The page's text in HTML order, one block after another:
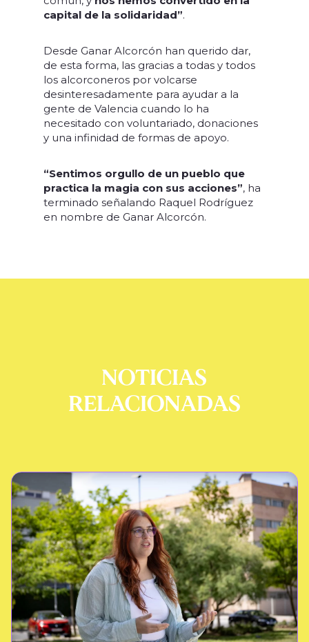
capital de la solidaridad”.
Desde Ganar Alcorcón han querido dar,
de esta forma, las gracias a todas y todos
los alcorconeros por volcarse
desinteresadamente para ayudar a la
gente de Valencia cuando lo ha
necesitado con voluntariado, donaciones
y una infinidad de formas de apoyo.
“Sentimos orgullo de un pueblo que
practica la magia con sus acciones”, ha
terminado señalando Raquel Rodríguez
en nombre de Ganar Alcorcón.
NOTICIAS
RELACIONADAS